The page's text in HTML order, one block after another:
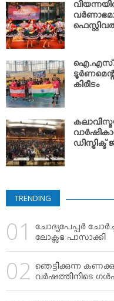
കിരീടം
TRENDING
ചോദ്യപേപ്പര്‍
ലോക്സഭ പാസാക്കി
ഞെട്ടിക്കുന്ന
വര്‍ഷത്തിനിടെ